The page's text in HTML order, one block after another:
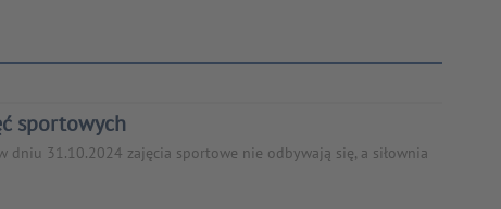
sportowych
dniu 31.10.2024 zajęcia sportowe nie odbywają się, a siłownia